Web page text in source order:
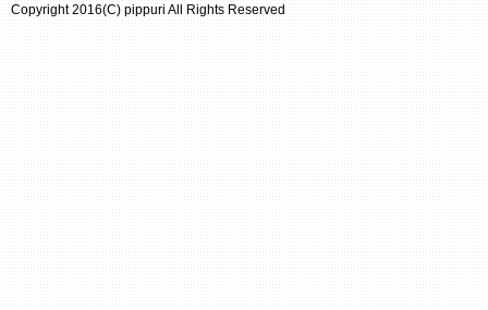
Copyright 2016(C) pippuri All Rights Reserved